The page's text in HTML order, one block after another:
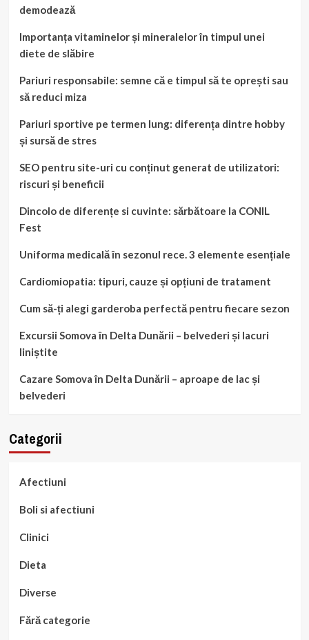
demodează
Importanța vitaminelor și mineralelor în timpul unei
diete de slăbire
Pariuri responsabile: semne că e timpul să te oprești sau
să reduci miza
Pariuri sportive pe termen lung: diferența dintre hobby
și sursă de stres
SEO pentru site-uri cu conținut generat de utilizatori:
riscuri și beneficii
Dincolo de diferențe si cuvinte: sărbătoare la CONIL
Fest
Uniforma medicală în sezonul rece. 3 elemente esențiale
Cardiomiopatia: tipuri, cauze și opțiuni de tratament
Cum să-ți alegi garderoba perfectă pentru fiecare sezon
Excursii Somova în Delta Dunării – belvederi și lacuri
liniștite
Cazare Somova în Delta Dunării – aproape de lac și
belvederi
Categorii
Afectiuni
Boli si afectiuni
Clinici
Dieta
Diverse
Fără categorie